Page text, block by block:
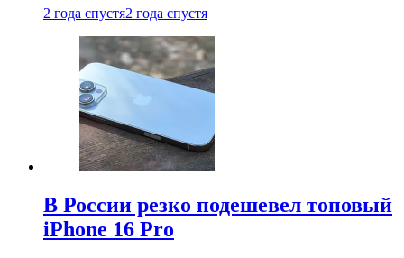
2 года спустя2 года спустя
В России резко подешевел топовый
iPhone 16 Pro